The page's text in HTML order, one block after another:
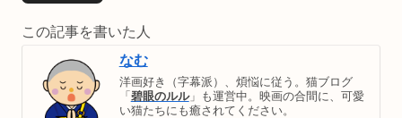
この記事を書いた人
なむ
洋画好き（字幕派）、煩悩に従う。猫ブログ
「 碧眼のルル」も運営中。映画の合間に、可愛
い猫たちにも癒されてください。